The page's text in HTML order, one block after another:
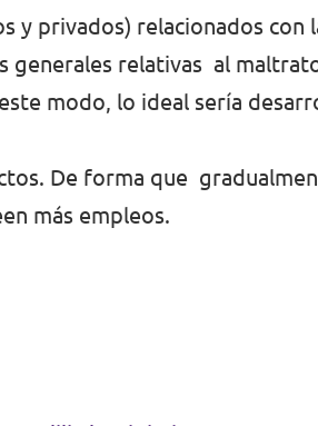
y privados) relacionados con
generales relativas al
modo, lo ideal sería
De forma que
más empleos.